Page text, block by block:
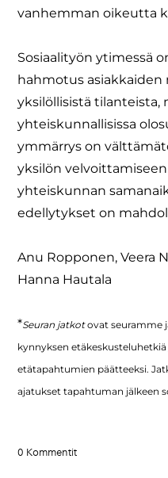
vanhemman oikeutta
Sosiaalityön ytimessä
hahmotus
yksilöllisistä tilanteista,
yhteiskunnallisissa
ymmärrys on
yksilön
yhteiskunnan
edellytykset on
Anu Ropponen, Veera
Hanna Hautala
*Seuran jatkotovat seuramme
kynnyksen
etätapahtumien päätteeksi.
ajatukset tapahtuman jälkeen
0 Kommentit